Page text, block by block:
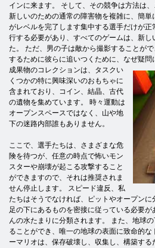
インに来ます。 そして、その競争は方法は
新しいのための通常の障害物を複雑に、簡
がレベルを完了します集中する選手だけが
行する必要があり、すべてのゲームは、新し
た。 ただ、男の子は敵から撮影することが
するために彼らに追いつくために、なぜ疑問
成果物のコレクションは、タスク い
くつかの特に興味深いのおもちゃに
含まれており、コイン、結晶、古代
の遺物を集めています。 時々運動は
オープンスペースではなく、山や地
下の迷路内部誰もありません。
ここで、選手たちは、さまざまな危
険を待つが、任意の時点で怖いモン
スターや崩壊が起こる攻撃すること
ができますので、それは推奨されま
せん停止します。 スピード違反、私
たちはそうでなければ、ピットやオープン
足の下にあるものを密接に従っている必要
んの水たまりに分類されます。 また、地球
ることができ、唯一の地球の表面に致命的
ーマリオは、保存破壊し、収集し、構築す